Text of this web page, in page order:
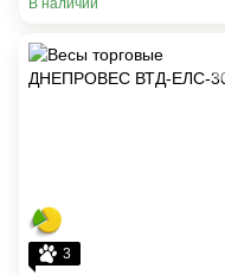
В наличии
3